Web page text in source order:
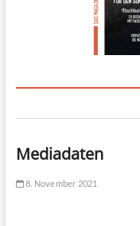
Mediadaten
8. November 2021